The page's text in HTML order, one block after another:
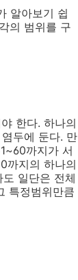
알아보기 쉽
의 범위를 구
한다. 하나의
두에 둔다. 만
까지가 서
까지의 하나의
일단은 전체
특정범위만큼